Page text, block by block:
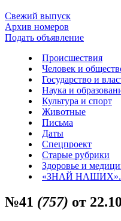
Свежий выпуск
Архив номеров
Подать объявление
Происшествия
Человек и
Государство и
Наука и
Культура и спорт
Животные
Письма
Даты
Спецпроект
Старые рубрики
Здоровье и
«ЗНАЙ
№41 (757) от